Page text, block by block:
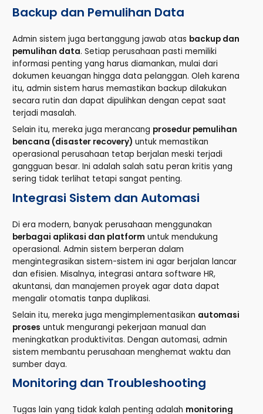
Backup dan Pemulihan Data
Admin sistem juga bertanggung jawab atas backup dan
pemulihan data. Setiap perusahaan pasti memiliki
informasi penting yang harus diamankan, mulai dari
dokumen keuangan hingga data pelanggan. Oleh karena
itu, admin sistem harus memastikan backup dilakukan
secara rutin dan dapat dipulihkan dengan cepat saat
terjadi masalah.
Selain itu, mereka juga merancang prosedur pemulihan
bencana (disaster recovery) untuk memastikan
operasional perusahaan tetap berjalan meski terjadi
gangguan besar. Ini adalah salah satu peran kritis yang
sering tidak terlihat tetapi sangat penting.
Integrasi Sistem dan Automasi
Di era modern, banyak perusahaan menggunakan
berbagai aplikasi dan platform untuk mendukung
operasional. Admin sistem berperan dalam
mengintegrasikan sistem-sistem ini agar berjalan lancar
dan efisien. Misalnya, integrasi antara software HR,
akuntansi, dan manajemen proyek agar data dapat
mengalir otomatis tanpa duplikasi.
Selain itu, mereka juga mengimplementasikan automasi
proses untuk mengurangi pekerjaan manual dan
meningkatkan produktivitas. Dengan automasi, admin
sistem membantu perusahaan menghemat waktu dan
sumber daya.
Monitoring dan Troubleshooting
Tugas lain yang tidak kalah penting adalah monitoring